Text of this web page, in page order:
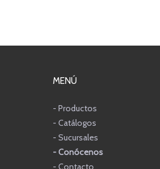
MENÚ
- Productos
- Catálogos
- Sucursales
- Conócenos
- Contacto